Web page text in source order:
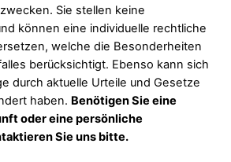
Sie stellen keine
können eine individuelle rechtliche
welche die Besonderheiten
berücksichtigt. Ebenso kann sich
durch aktuelle Urteile und Gesetze
haben. Benötigen Sie eine
oder eine persönliche
Sie uns bitte.